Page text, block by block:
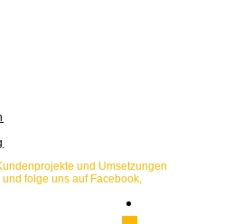
und Umsetzungen
folge uns auf Facebook,